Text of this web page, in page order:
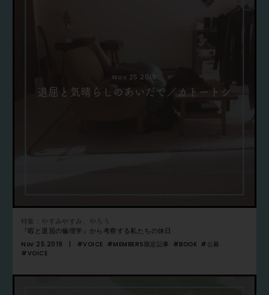
Nov 25.2019
退屈と気晴らしのあいだで／カトートシ
特集：やすみやすみ、やろう
『暇と退屈の倫理学』から考察する私たちの休日
Nov 25.2019
#VOICE #MEMBERS限定記事 #BOOK #公募
#VOICE